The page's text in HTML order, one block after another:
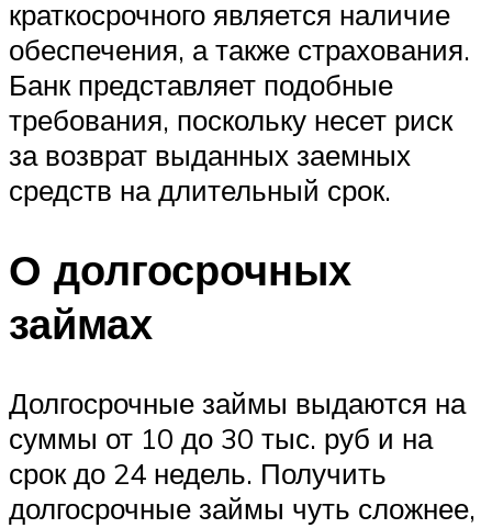
краткосрочного является наличие
обеспечения, а также страхования.
Банк представляет подобные
требования, поскольку несет риск
за возврат выданных заемных
средств на длительный срок.
О долгосрочных
займах
Долгосрочные займы выдаются на
суммы от 10 до 30 тыс. руб и на
срок до 24 недель. Получить
долгосрочные займы чуть сложнее,